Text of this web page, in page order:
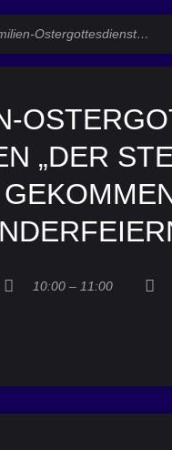
Ostergottesdienst…
„DER
10:00 – 11:00